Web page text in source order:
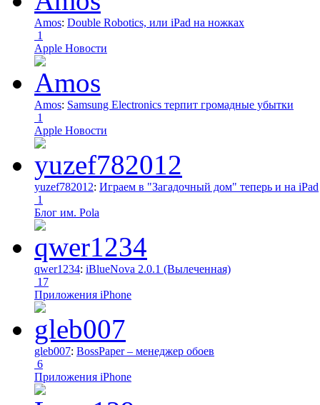
Amos: Double Robotics, или iPad на ножках
1
Apple Новости
Amos: Samsung Electronics терпит громадные убытки
1
Apple Новости
yuzef782012: Играем в "Загадочный дом" теперь и на iPad
1
Блог им. Pola
qwer1234: iBlueNova 2.0.1 (Вылеченная)
17
Приложения iPhone
gleb007: BossPaper – менеджер обоев
6
Приложения iPhone